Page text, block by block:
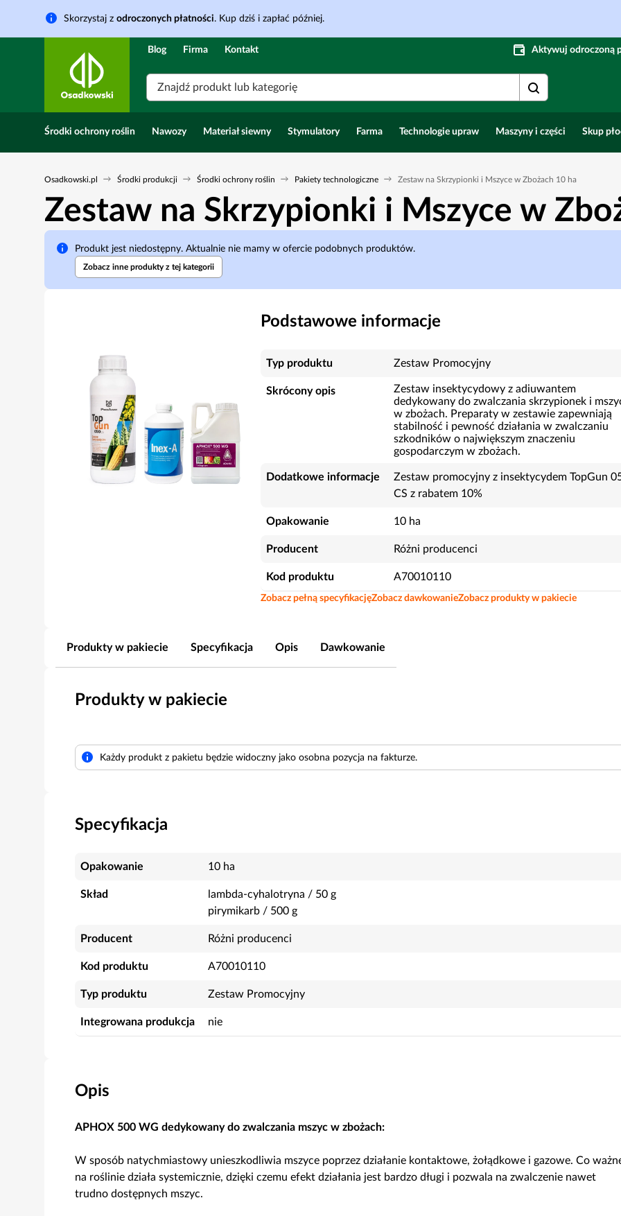
Skorzystaj z odroczonych płatności. Kup dziś i zapłać później.
Blog Firma Kontakt Aktywuj odroczoną
Znajdź produkt lub kategorię
Środki ochrony roślin Nawozy Materiał siewny Stymulatory Farma Technologie upraw Maszyny i części Skup
Osadkowski.pl Środki produkcji Środki ochrony roślin Pakiety technologiczne Zestaw na Skrzypionki i Mszyce w Zbożach 10 ha
Zestaw na Skrzypionki i Mszyce w
Produkt jest niedostępny. Aktualnie nie mamy w ofercie podobnych produktów.
Zobacz inne produkty z tej kategorii
Podstawowe informacje
Typ produktu Zestaw Promocyjny
Skrócony opis
Zestaw insektycydowy z adiuwantem
dedykowany do zwalczania skrzypionek i
w zbożach. Preparaty w zestawie zapewniają
stabilność i pewność działania w zwalczaniu
szkodników o największym znaczeniu
gospodarczym w zbożach.
Dodatkowe informacje
Zestaw promocyjny z insektycydem TopGun
CS z rabatem 10%
Opakowanie 10 ha
Producent Różni producenci
Kod produktu A70010110
Zobacz pełną specyfikacjęZobacz dawkowanieZobacz produkty w pakiecie
Produkty w pakiecie Specyfikacja Opis Dawkowanie
Produkty w pakiecie
Każdy produkt z pakietu będzie widoczny jako osobna pozycja na fakturze.
Specyfikacja
Opakowanie 10 ha
Skład lambda-cyhalotryna / 50 g
pirymikarb / 500 g
Producent Różni producenci
Kod produktu A70010110
Typ produktu Zestaw Promocyjny
Integrowana produkcja nie
Opis
APHOX 500 WG dedykowany do zwalczania mszyc w zbożach:
W sposób natychmiastowy unieszkodliwia mszyce poprzez działanie kontaktowe, żołądkowe i gazowe. Co
na roślinie działa systemicznie, dzięki czemu efekt działania jest bardzo długi i pozwala na zwalczenie nawet
trudno dostępnych mszyc.